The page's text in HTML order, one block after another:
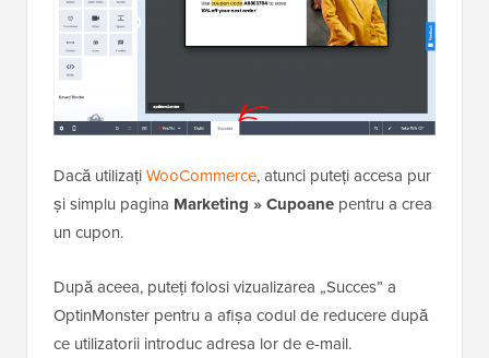
Dacă utilizațiWooCommerce, atunci puteți accesa pur
și simplu pagina Marketing » Cupoane pentru a crea
un cupon.
După aceea, puteți folosi vizualizarea „Succes” a
OptinMonster pentru a afișa codul de reducere după
ce utilizatorii introduc adresa lor de e-mail.